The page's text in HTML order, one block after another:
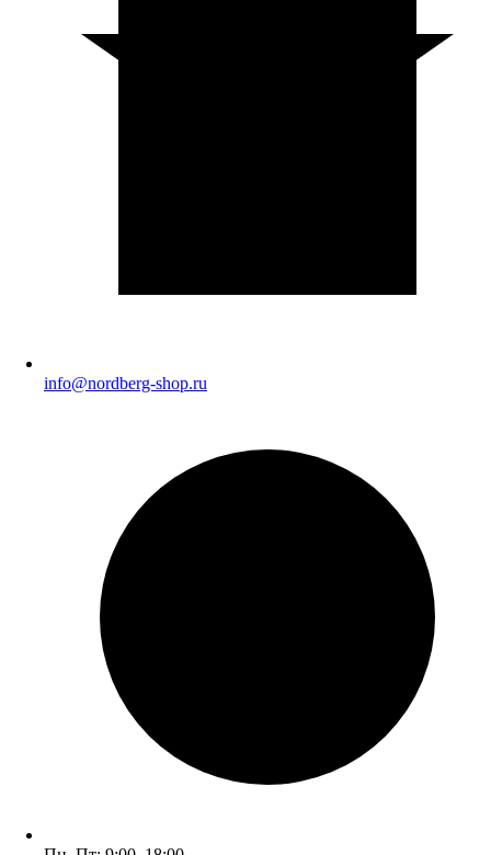
info@nordberg-shop.ru